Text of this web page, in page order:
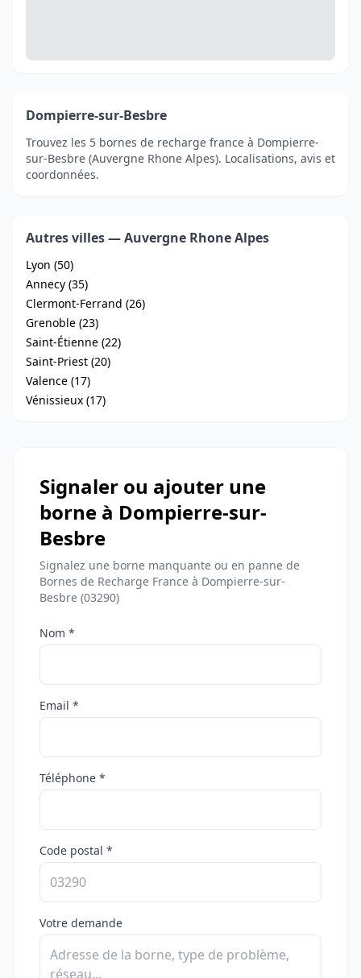
Dompierre-sur-Besbre
Trouvez les 5 bornes de recharge france à Dompierre-
sur-Besbre (Auvergne Rhone Alpes). Localisations, avis et
coordonnées.
Autres villes — Auvergne Rhone Alpes
Lyon (50)
Annecy (35)
Clermont-Ferrand (26)
Grenoble (23)
Saint-Étienne (22)
Saint-Priest (20)
Valence (17)
Vénissieux (17)
Signaler ou ajouter une
borne à Dompierre-sur-
Besbre
Signalez une borne manquante ou en panne de
Bornes de Recharge France à Dompierre-sur-
Besbre (03290)
Nom *
Email *
Téléphone *
Code postal *
Votre demande